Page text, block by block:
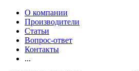
О компании
Производители
Статьи
Вопрос-ответ
Контакты
...